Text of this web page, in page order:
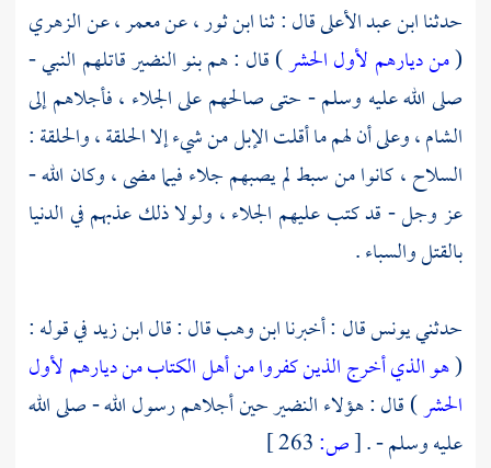
حدثناابن عبد الأعلىقال : ثناابن ثور، عنمعمر، عنالزهري
(من ديارهم لأول الحشر) قال : همبنو النضيرقاتلهم النبي -
صلى الله عليه وسلم - حتى صالحهم على الجلاء ، فأجلاهم إلى
الشام ،وعلى أن لهم ما أقلت الإبل من شيء إلا الحلقة ، والحلقة :
السلاح ، كانوا من سبط لم يصبهم جلاء فيما مضى ، وكان الله -
عز وجل - قد كتب عليهم الجلاء ، ولولا ذلك عذبهم في الدنيا
بالقتل والسباء .
حدثنييونسقال : أخبرناابن وهبقال : قالابن زيدفي قوله :
(هو الذي أخرج الذين كفروا من أهل الكتاب من ديارهم لأول
الحشر) قال : هؤلاءالنضيرحين أجلاهم رسول الله - صلى الله
عليه وسلم - .[ص: